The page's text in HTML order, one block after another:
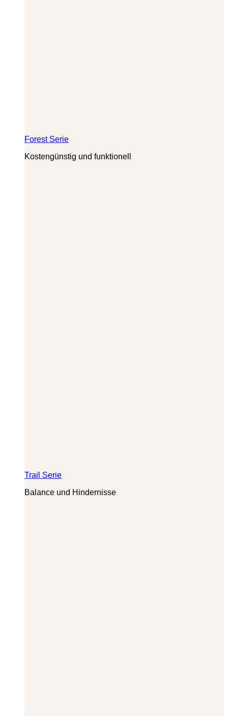
Forest Serie
Kostengünstig und funktionell
Trail Serie
Balance und Hindernisse